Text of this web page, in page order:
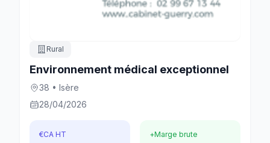
Rural
Environnement médical exceptionnel
38 • Isère
28/04/2026
€CA HT +Marge brute